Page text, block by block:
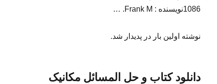
1086نویسنده : Frank M. …
نوشته اولین بار در پدیدار شد.
دانلود کتاب و حل المسائل مکانیک